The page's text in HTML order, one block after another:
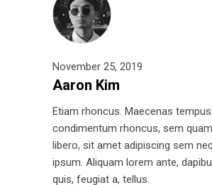
November 25, 2019
Aaron Kim
Etiam rhoncus. Maecenas
condimentum rhoncus, sem
libero, sit amet adipiscing sem
ipsum. Aliquam lorem ante,
quis, feugiat a, tellus.